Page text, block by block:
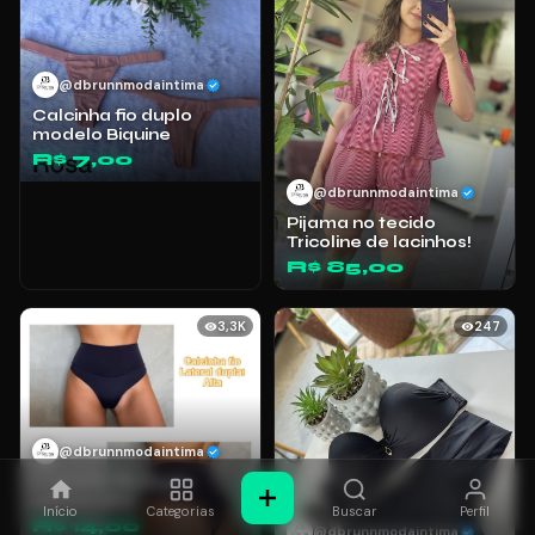
@dbrunnmodaintima
Calcinha fio duplo
modelo Biquine
R$ 7,00
@dbrunnmodaintima
Pijama no tecido
Tricoline de lacinhos!
R$ 85,00
3,3K
@dbrunnmodaintima
Calcinha fio duplo
cintura alta
R$ 14,00
247
@dbrunnmodaintima
Início Categorias Buscar Perfil